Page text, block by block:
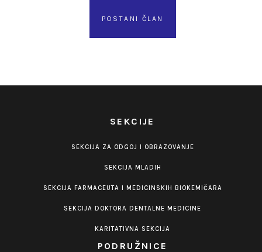
POSTANI ČLAN
SEKCIJE
SEKCIJA ZA ODGOJ I OBRAZOVANJE
SEKCIJA MLADIH
SEKCIJA FARMACEUTA I MEDICINSKIH BIOKEMIČARA
SEKCIJA DOKTORA DENTALNE MEDICINE
KARITATIVNA SEKCIJA
PODRUŽNICE